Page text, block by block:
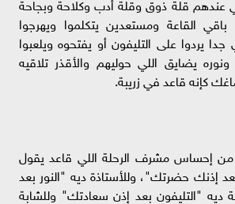
القاعة ومستعدين يتكلموا ويهرجوا
يردوا على التليفون أو يفتحوه ويلعبوا
يضايق اللي حوليهم والأقذر تلاقيه
كإنه قاعد في زريبة.
إحساس مشرف الرحلة اللي قاعد يقول
إذنك حضرتك"، وللأستاذة ديه "النور بعد
ديه "التليفون بعد إذن سعادتك" وللشابة